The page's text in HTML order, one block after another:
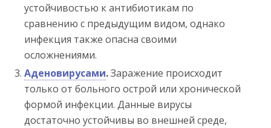
устойчивостью к антибиотикам по
сравнению с предыдущим видом, однако
инфекция также опасна своими
осложнениями.
Аденовирусами.Заражение происходит
только от больного острой или хронической
формой инфекции. Данные вирусы
достаточно устойчивы во внешней среде,